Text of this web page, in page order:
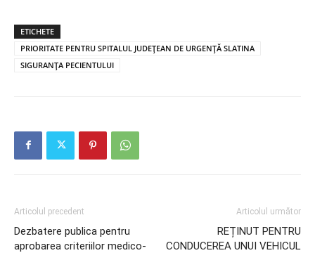
ETICHETE
PRIORITATE PENTRU SPITALUL JUDEȚEAN DE URGENȚĂ SLATINA
SIGURANȚA PECIENTULUI
Articolul precedent
Dezbatere publica pentru
aprobarea criteriilor medico-
Articolul următor
REȚINUT PENTRU
CONDUCEREA UNUI VEHICUL